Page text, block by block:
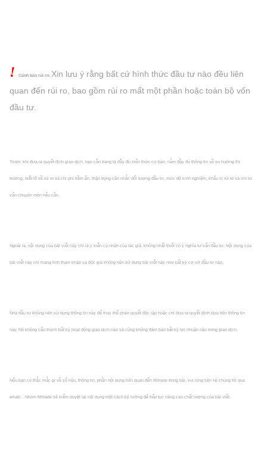
! Cảnh báo rủi ro: Xin lưu ý rằng bất cứ hình thức đầu tư nào đều liên
quan đến rủi ro, bao gồm rủi ro mất một phần hoặc toàn bộ vốn
đầu tư.
Trước khi đưa ra quyết định giao dịch, bạn cần trang bị đầy đủ kiến thức cơ bản, nắm đầy đủ thông tin về xu hướng thị
trường, biết rõ về rủi ro và chi phí tiềm ẩn, thận trọng cân nhắc đối tượng đầu tư, mức độ kinh nghiệm, khẩu vị rủi ro và xin tư
vấn chuyên môn nếu cần.
Ngoài ra, nội dung của bài viết này chỉ là ý kiến cá nhân của tác giả, không nhất thiết có ý nghĩa tư vấn đầu tư. Nội dung của
bài viết này chỉ mang tính tham khảo và độc giả không nên sử dụng bài viết này như bất kỳ cơ sở đầu tư nào.
Nhà đầu tư không nên sử dụng thông tin này để thay thế phán quyết độc lập hoặc chỉ đưa ra quyết định dựa trên thông tin
này. Nó không cấu thành bất kỳ hoạt động giao dịch nào và cũng không đảm bảo bất kỳ lợi nhuận nào trong giao dịch.
Nếu bạn có thắc mắc gì về số liệu, thông tin, phần nội dung liên quan đến Mitrade trong bài, vui lòng liên hệ chúng tôi qua
email: . Nhóm Mitrade sẽ kiểm duyệt lại nội dung một cách kỹ lưỡng để tiếp tục nâng cao chất lượng của bài viết.